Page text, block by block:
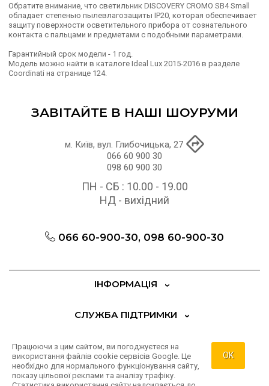
Обратите внимание, что светильник DISCOVERY CROMO SB4 Small
обладает степенью пылевлагозащиты IP20, которая обеспечивает
защиту поверхности осветительного прибора от сознательного
контакта с пальцами и предметами с подобными параметрами.
Гарантийный срок модели - 1 год.
Модель можно найти в каталоге Ideal Lux 2015-2016 в разделе
Coordinati на странице 124.
ЗАВІТАЙТЕ В НАШІ ШОУРУМИ
м. Київ, вул. Глибочицька, 27
066 60 900 30
098 60 900 30
ПН - СБ : 10.00 - 19.00
НД - вихідний
066 60-900-30, 098 60-900-30
ІНФОРМАЦІЯ
СЛУЖБА ПІДТРИМКИ
ДОДАТКОВО
ОСОБИСТИЙ КАБІНЕТ
Працюючи з цим сайтом, ви погоджуєтеся на
використання файлів cookie сервісів Google. Це
необхідно для нормального функціонування сайту,
показу цільової реклами та аналізу трафіку.
OK